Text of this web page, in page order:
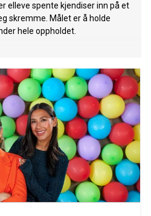
elleve spente kjendiser inn på et
skremme. Målet er å holde
hele oppholdet.